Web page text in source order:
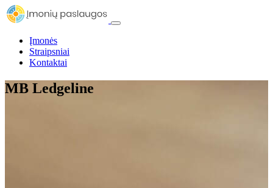
Įmonės
Straipsniai
Kontaktai
MB Ledgeline